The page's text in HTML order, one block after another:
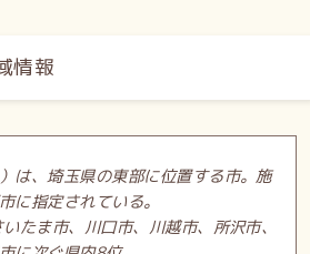
情報
は、埼玉県の東部に位置する市。施
に指定されている。
たま市、川口市、川越市、所沢市、